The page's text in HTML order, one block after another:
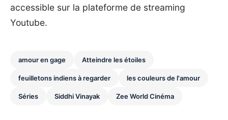
accessible sur la plateforme de streaming
Youtube.
amour en gage Atteindre les étoiles
feuilletons indiens à regarder les couleurs de l'amour
Séries Siddhi Vinayak Zee World Cinéma